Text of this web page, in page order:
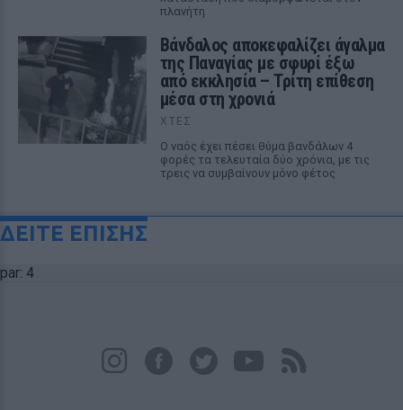
πλανήτη
Βάνδαλος αποκεφαλίζει άγαλμα
της Παναγίας με σφυρί έξω
από εκκλησία – Τρίτη επίθεση
μέσα στη χρονιά
ΧΤΕΣ
Ο ναός έχει πέσει θύμα βανδάλων 4
φορές τα τελευταία δύο χρόνια, με τις
τρεις να συμβαίνουν μόνο φέτος
ΔΕΙΤΕ ΕΠΙΣΗΣ
par: 4